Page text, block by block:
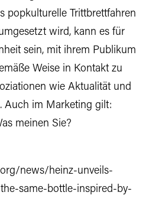
popkulturelle Trittbrettfahren
wird, kann es für
sein, mit ihrem Publikum
Weise in Kontakt zu
wie Aktualität und
Auch im Marketing gilt:
meinen Sie?
news/heinz-unveils-
same-bottle-inspired-by-